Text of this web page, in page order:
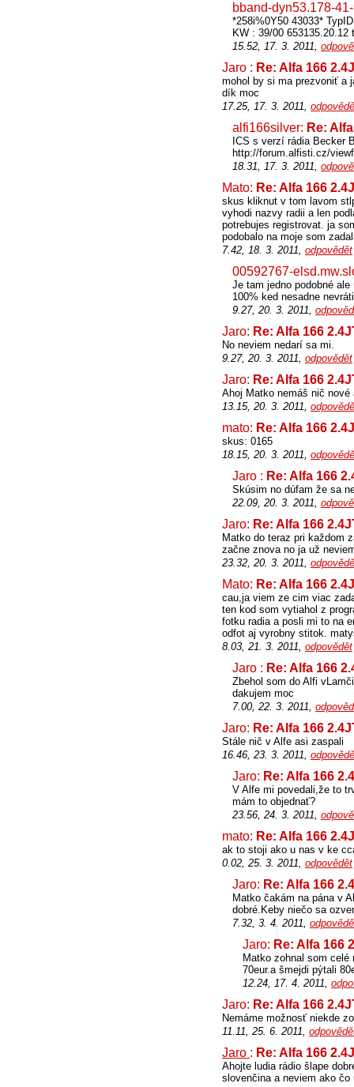
bband-dyn53.178-
*258i%0Y50 43033*
KW : 39/00
15.52, 17. 3. 2011,
Jaro : Re: Alfa 166
mohol by si ma prezvoniť a
dík moc
17.25, 17. 3. 2011,
alfi166silver: Re:
ICS s verzí rádia Becker
http://forum.alfisti.cz/
18.31, 17. 3. 2011,
Mato: Re: Alfa 166
skus kliknut v tom lavom
vyhodi nazvy radii a len
potrebujes registrovat. ja
podobalo na moje som
7.42, 18. 3. 2011, odpovědět
00592767-
Je tam jedno podobné
100% ked nesadne
9.27, 20. 3. 2011,
Jaro: Re: Alfa 166
No neviem nedarí sa mi.
9.27, 20. 3. 2011, odpovědět
Jaro: Re: Alfa 166
Ahoj Matko nemáš nič
13.15, 20. 3. 2011,
mato: Re: Alfa 166
skus: 0165
18.15, 20. 3. 2011,
Jaro : Re: Alfa 166
Skúsim no dúfam že sa
22.09, 20. 3. 2011,
Jaro: Re: Alfa 166
Matko do teraz pri každom
začne znova no ja už
23.32, 20. 3. 2011,
Mato: Re: Alfa 166
cau,ja viem ze cim viac
ten kod som vytiahol z
fotku radia a posli mi to na
odfot aj vyrobny stitok.
8.03, 21. 3. 2011, odpovědět
Jaro : Re: Alfa 166
Zbehol som do Alfi
dakujem moc
7.00, 22. 3. 2011,
Jaro: Re: Alfa 166
Stále nič v Alfe asi zaspali
16.46, 23. 3. 2011,
Jaro: Re: Alfa 166
V Alfe mi povedali,že to
mám to objednať?
23.56, 24. 3. 2011,
mato: Re: Alfa 166
ak to stoji ako u nas v ke
0.02, 25. 3. 2011, odpovědět
Jaro: Re: Alfa 166
Matko čakám na pána v
dobré.Keby niečo sa
7.32, 3. 4. 2011,
Jaro: Re: Alfa 166
Matko zohnal som
70eur.a šmejdi pýtali
12.24, 17. 4. 2011,
Jaro: Re: Alfa 166
Nemáme možnosť niekde
11.11, 25. 6. 2011,
Jaro : Re: Alfa 166
Ahojte ludia rádio šlape
slovenčina a neviem ako